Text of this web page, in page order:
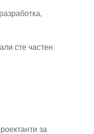
сте частен
за